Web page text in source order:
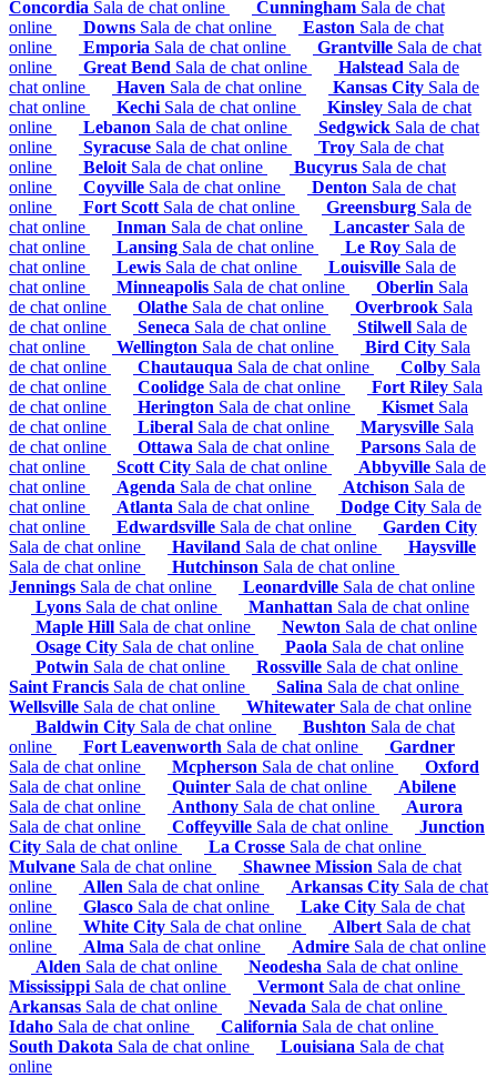
Concordia Sala de chat online Cunningham Sala de chat
online
Downs Sala de chat online Easton Sala de chat
online
Emporia Sala de chat online Grantville Sala de chat
online
Great Bend Sala de chat online Halstead Sala de
chat online
Haven Sala de chat online Kansas City Sala de
chat online
Kechi Sala de chat online Kinsley Sala de chat
online
Lebanon Sala de chat online Sedgwick Sala de chat
online
Syracuse Sala de chat online Troy Sala de chat
online
Beloit Sala de chat online Bucyrus Sala de chat
online
Coyville Sala de chat online Denton Sala de chat
online
Fort Scott Sala de chat online Greensburg Sala de
chat online
Inman Sala de chat online Lancaster Sala de
chat online
Lansing Sala de chat online Le Roy Sala de
chat online
Lewis Sala de chat online Louisville Sala de
chat online
Minneapolis Sala de chat online Oberlin Sala
de chat online
Olathe Sala de chat online Overbrook Sala
de chat online
Seneca Sala de chat online Stilwell Sala de
chat online
Wellington Sala de chat online Bird City Sala
de chat online
Chautauqua Sala de chat online Colby Sala
de chat online
Coolidge Sala de chat online Fort Riley Sala
de chat online
Herington Sala de chat online Kismet Sala
de chat online
Liberal Sala de chat online Marysville Sala
de chat online
Ottawa Sala de chat online Parsons Sala de
chat online
Scott City Sala de chat online Abbyville Sala de
chat online
Agenda Sala de chat online Atchison Sala de
chat online
Atlanta Sala de chat online Dodge City Sala de
chat online
Edwardsville Sala de chat online
Garden City
Sala de chat online
Haviland Sala de chat online
Haysville
Sala de chat online
Hutchinson Sala de chat online
Jennings Sala de chat online Leonardville Sala de chat online
Lyons Sala de chat online Manhattan Sala de chat online
Maple Hill Sala de chat online Newton Sala de chat online
Osage City Sala de chat online Paola Sala de chat online
Potwin Sala de chat online Rossville Sala de chat online
Saint Francis Sala de chat online Salina Sala de chat online
Wellsville Sala de chat online Whitewater Sala de chat online
Baldwin City Sala de chat online Bushton Sala de chat
online
Fort Leavenworth Sala de chat online
Gardner
Sala de chat online
Mcpherson Sala de chat online
Oxford
Sala de chat online
Quinter Sala de chat online
Abilene
Sala de chat online
Anthony Sala de chat online
Aurora
Sala de chat online
Coffeyville Sala de chat online
Junction
City Sala de chat online La Crosse Sala de chat online
Mulvane Sala de chat online Shawnee Mission Sala de chat
online
Allen Sala de chat online Arkansas City Sala de chat
online
Glasco Sala de chat online Lake City Sala de chat
online
White City Sala de chat online Albert Sala de chat
online
Alma Sala de chat online Admire Sala de chat online
Alden Sala de chat online Neodesha Sala de chat online
Mississippi Sala de chat online Vermont Sala de chat online
Arkansas Sala de chat online Nevada Sala de chat online
Idaho Sala de chat online California Sala de chat online
South Dakota Sala de chat online Louisiana Sala de chat
online